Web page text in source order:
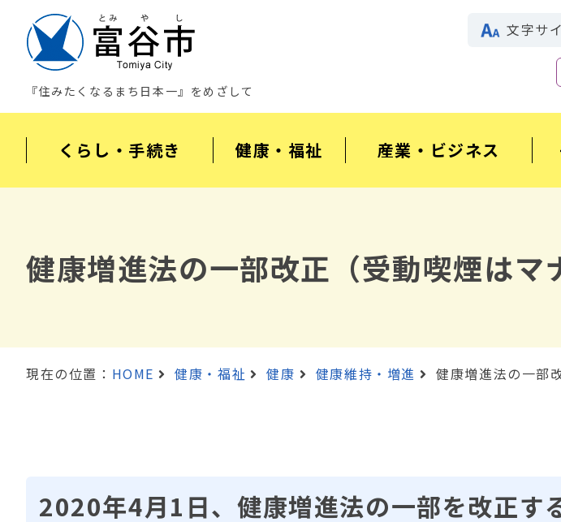
『住みたくなるまち日本一』をめざして
文字サ
くらし・手続き 健康・福祉 産業・ビジネス
健康増進法の一部改正（受動喫煙はマ
現在の位置： HOME 健康・福祉 健康 健康維持・増進 健康増進法の一部
2020年4月1日、健康増進法の一部を改正す